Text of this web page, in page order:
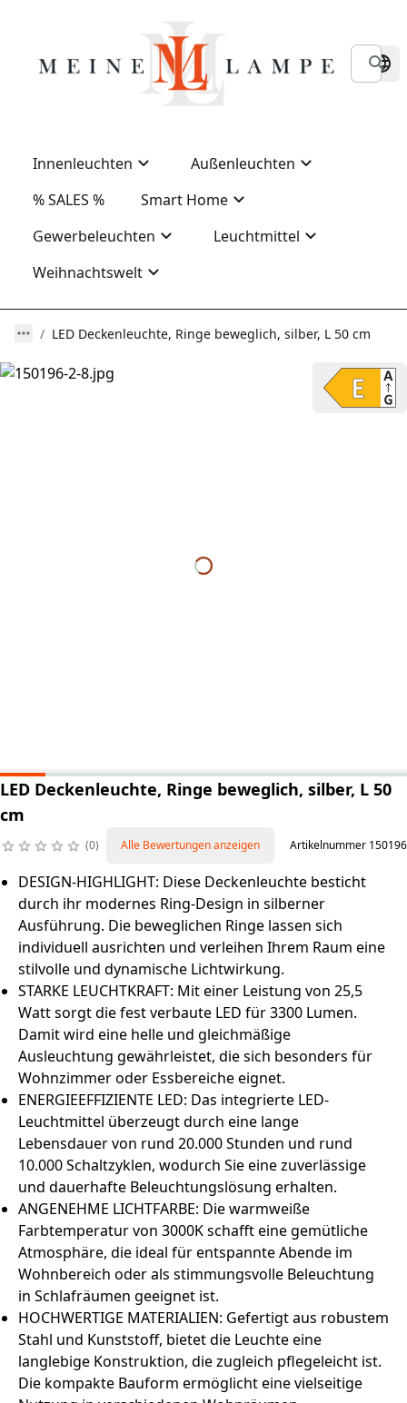
Innenleuchten
Außenleuchten
% SALES %
Smart Home
Gewerbeleuchten
Leuchtmittel
Weihnachtswelt
LED Deckenleuchte, Ringe beweglich, silber, L 50 cm
LED Deckenleuchte, Ringe beweglich, silber, L 50
cm
0 Alle Bewertungen anzeigen Artikelnummer 150196
DESIGN-HIGHLIGHT: Diese Deckenleuchte besticht
durch ihr modernes Ring-Design in silberner
Ausführung. Die beweglichen Ringe lassen sich
individuell ausrichten und verleihen Ihrem Raum eine
stilvolle und dynamische Lichtwirkung.
STARKE LEUCHTKRAFT: Mit einer Leistung von 25,5
Watt sorgt die fest verbaute LED für 3300 Lumen.
Damit wird eine helle und gleichmäßige
Ausleuchtung gewährleistet, die sich besonders für
Wohnzimmer oder Essbereiche eignet.
ENERGIEEFFIZIENTE LED: Das integrierte LED-
Leuchtmittel überzeugt durch eine lange
Lebensdauer von rund 20.000 Stunden und rund
10.000 Schaltzyklen, wodurch Sie eine zuverlässige
und dauerhafte Beleuchtungslösung erhalten.
ANGENEHME LICHTFARBE: Die warmweiße
Farbtemperatur von 3000K schafft eine gemütliche
Atmosphäre, die ideal für entspannte Abende im
Wohnbereich oder als stimmungsvolle Beleuchtung
in Schlafräumen geeignet ist.
HOCHWERTIGE MATERIALIEN: Gefertigt aus robustem
Stahl und Kunststoff, bietet die Leuchte eine
langlebige Konstruktion, die zugleich pflegeleicht ist.
Die kompakte Bauform ermöglicht eine vielseitige